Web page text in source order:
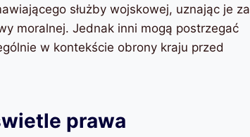
służby wojskowej, uznając je za
moralnej. Jednak inni mogą postrzegać
w kontekście obrony kraju przed
prawa